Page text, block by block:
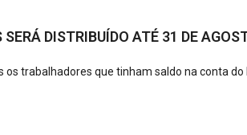
SERÁ DISTRIBUÍDO ATÉ 31 DE
os trabalhadores que tinham saldo na conta do